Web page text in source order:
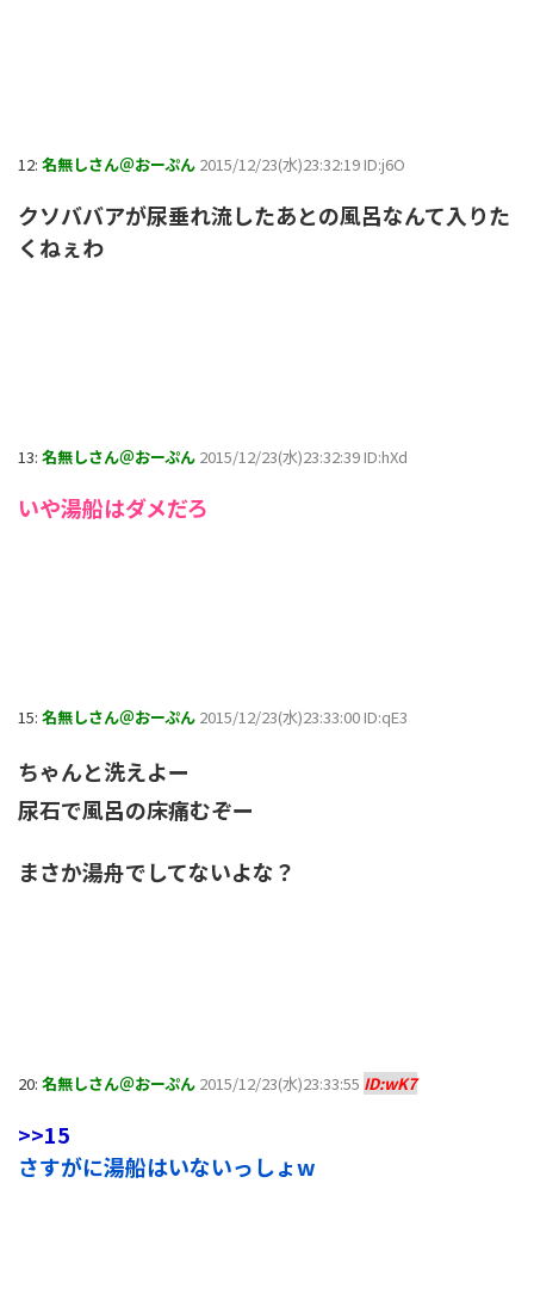
12: 名無しさん＠おーぷん 2015/12/23(水)23:32:19 ID:j6O
クソババアが尿垂れ流したあとの風呂なんて入りた
くねぇわ
13: 名無しさん＠おーぷん 2015/12/23(水)23:32:39 ID:hXd
いや湯船はダメだろ
15: 名無しさん＠おーぷん 2015/12/23(水)23:33:00 ID:qE3
ちゃんと洗えよー
尿石で風呂の床痛むぞー
まさか湯舟でしてないよな？
20: 名無しさん＠おーぷん 2015/12/23(水)23:33:55 ID:wK7
>>15
さすがに湯船はいないっしょw